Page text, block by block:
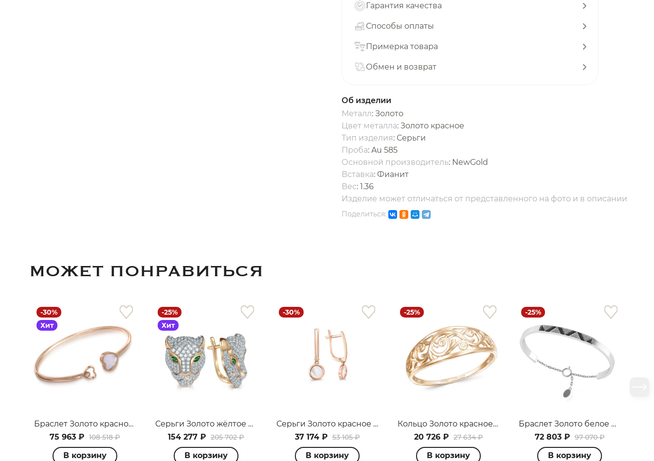
Гарантия качества
Способы оплаты
Примерка товара
Обмен и возврат
Об изделии
Металл: Золото
Цвет металла: Золото красное
Тип изделия: Серьги
Проба: Au 585
Основной производитель: NewGold
Вставка: Фианит
Вес: 1.36
Изделие может отличаться от представленного на фото и в описании
Поделиться:
МОЖЕТ ПОНРАВИТЬСЯ
-30%
Хит
Браслет Золото красное 099070_09_01_000_2848
75 963 ₽ 108 518 ₽
В корзину
-25%
Хит
Серьги Золото жёлтое 099108_02_03_005_3129
154 277 ₽ 205 702 ₽
В корзину
-30%
Серьги Золото красное 099682_02_01_000_2670
37 174 ₽ 53 105 ₽
В корзину
-25%
Кольцо Золото красное 100000192374
20 726 ₽ 27 634 ₽
В корзину
-25%
Браслет Золото белое 099220_09_02_015_2472
72 803 ₽ 97 070 ₽
В корзину
каждые 2 недели
раз в 2
Остались вопросы?
8 800 302-02-51
plait.ru